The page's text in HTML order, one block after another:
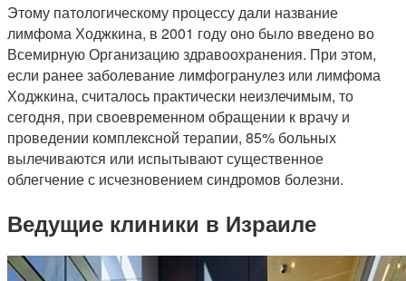
Этому патологическому процессу дали название
лимфома Ходжкина, в 2001 году оно было введено во
Всемирную Организацию здравоохранения. При этом,
если ранее заболевание лимфогранулез или лимфома
Ходжкина, считалось практически неизлечимым, то
сегодня, при своевременном обращении к врачу и
проведении комплексной терапии, 85% больных
вылечиваются или испытывают существенное
облегчение с исчезновением синдромов болезни.
Ведущие клиники в Израиле